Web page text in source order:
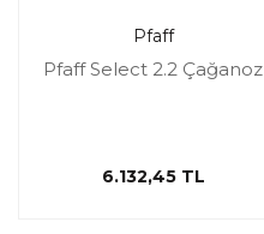
Pfaff
Pfaff Select 2.2 Çağanoz
6.132,45 TL